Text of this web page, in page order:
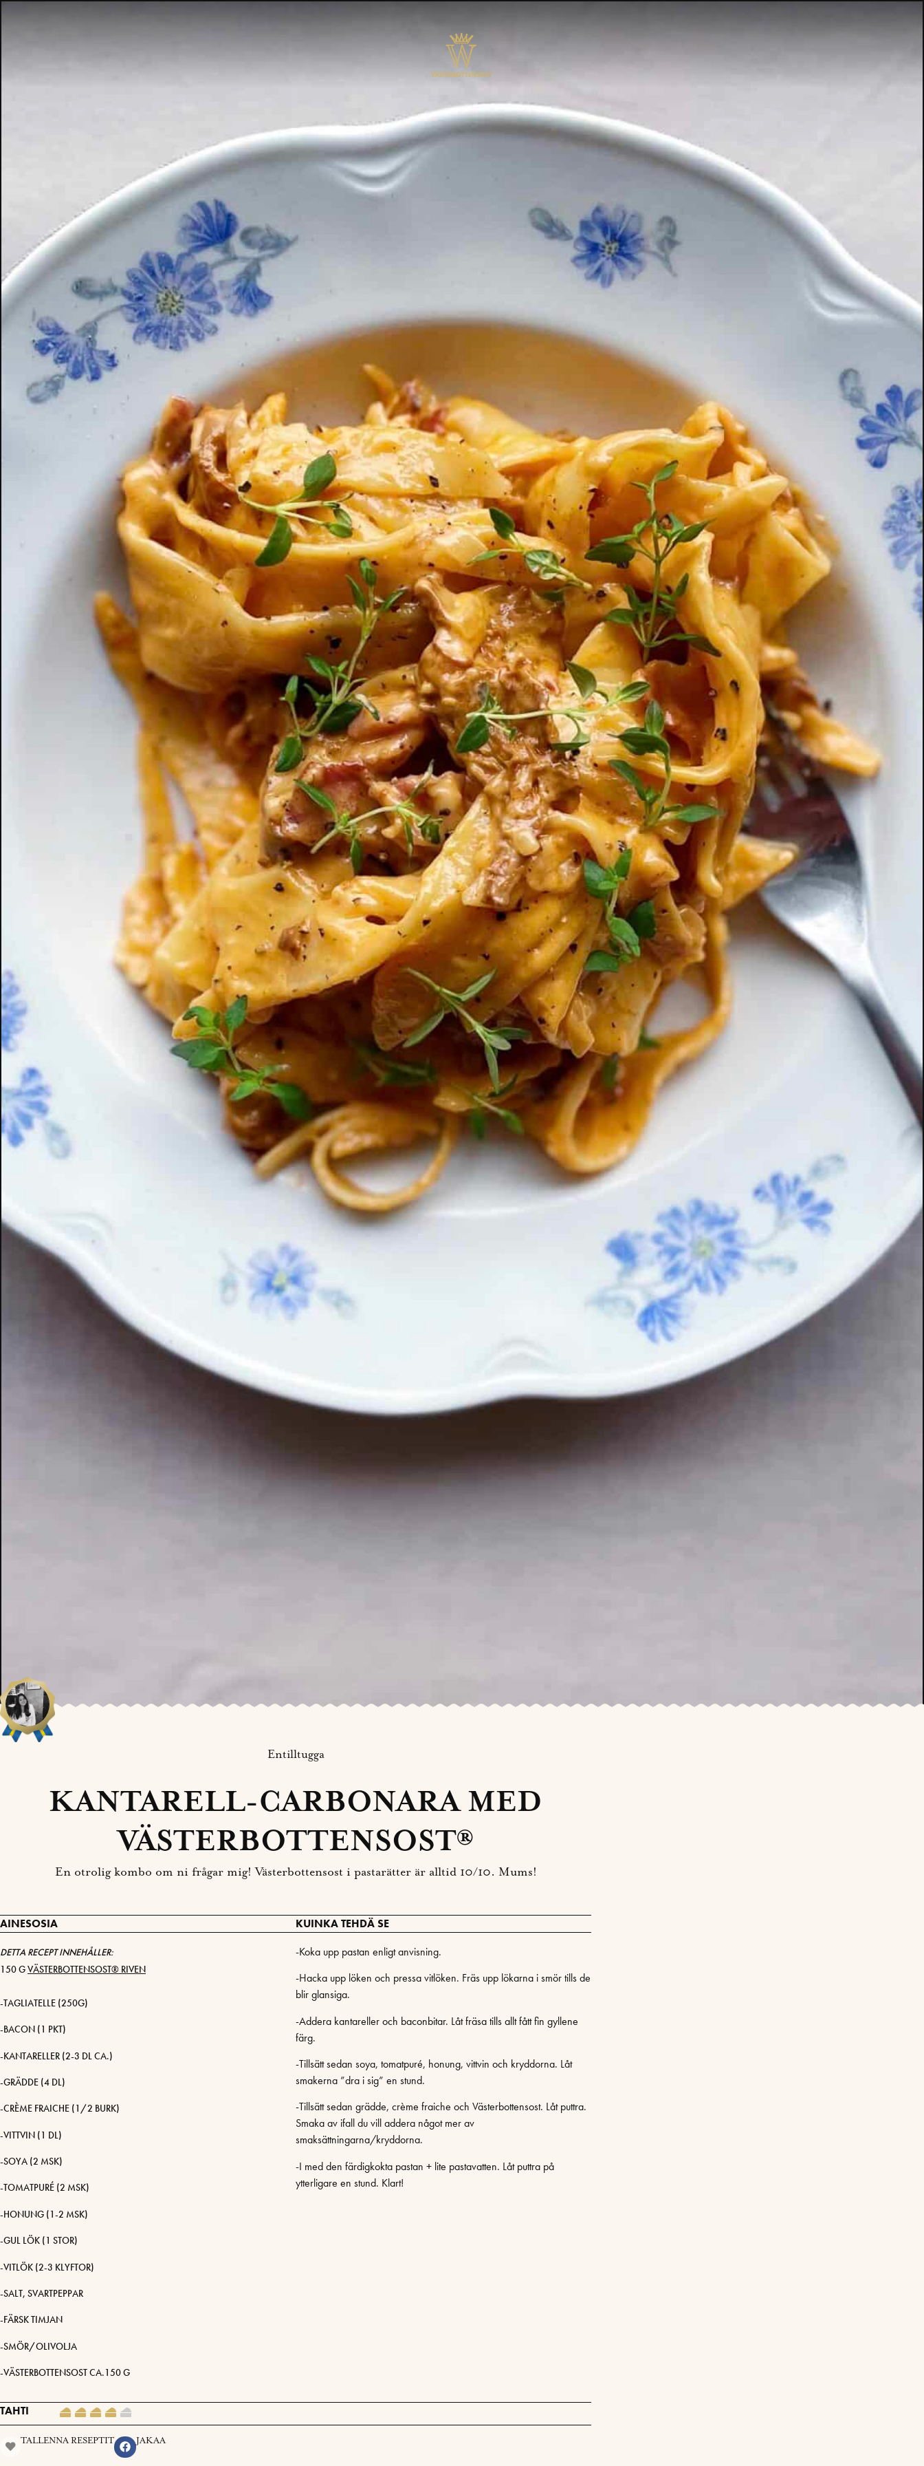
Entilltugga
KANTARELL-CARBONARA MED
VÄSTERBOTTENSOST®
En otrolig kombo om ni frågar mig! Västerbottensost i pastarätter är alltid 10/10. Mums!
AINESOSIA
DETTA RECEPT INNEHÅLLER:
150 GVÄSTERBOTTENSOST® RIVEN
-TAGLIATELLE (250G)
-BACON (1 PKT)
-KANTARELLER (2-3 DL CA.)
-GRÄDDE (4 DL)
-CRÈME FRAICHE (1/2 BURK)
-VITTVIN (1 DL)
-SOYA (2 MSK)
-TOMATPURÉ (2 MSK)
-HONUNG (1-2 MSK)
-GUL LÖK (1 STOR)
-VITLÖK (2-3 KLYFTOR)
-SALT, SVARTPEPPAR
-FÄRSK TIMJAN
-SMÖR/OLIVOLJA
-VÄSTERBOTTENSOST CA.150 G
KUINKA TEHDÄ SE
-Koka upp pastan enligt anvisning.
-Hacka upp löken och pressa vitlöken. Fräs upp lökarna i smör tills de
blir glansiga.
-Addera kantareller och baconbitar. Låt fräsa tills allt fått fin gyllene
färg.
-Tillsätt sedan soya, tomatpuré, honung, vittvin och kryddorna. Låt
smakerna ”dra i sig” en stund.
-Tillsätt sedan grädde, crème fraiche och Västerbottensost. Låt puttra.
Smaka av ifall du vill addera något mer av
smaksättningarna/kryddorna.
-I med den färdigkokta pastan + lite pastavatten. Låt puttra på
ytterligare en stund. Klart!
TAHTI
TALLENNA RESEPTIT JAKAA